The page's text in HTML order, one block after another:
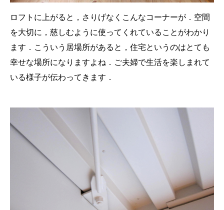
ロフトに上がると，さりげなくこんなコーナーが．空間
を大切に，慈しむように使ってくれていることがわかり
ます．こういう居場所があると，住宅というのはとても
幸せな場所になりますよね．ご夫婦で生活を楽しまれて
いる様子が伝わってきます．